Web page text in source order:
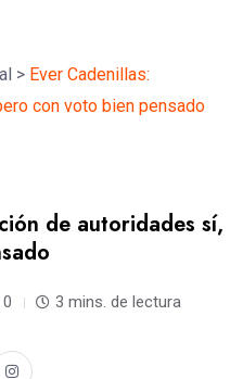
> Ever Cadenillas:
con voto bien pensado
de autoridades sí,
0 3 mins. de lectura